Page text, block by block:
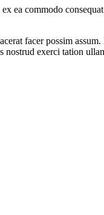
commodo
facer possim
exerci tation